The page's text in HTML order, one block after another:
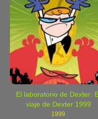
El laboratorio de Dexter:
viaje de Dexter 1999
1999